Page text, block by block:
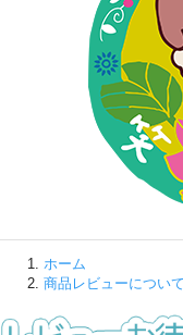
ホーム
商品レビューについ